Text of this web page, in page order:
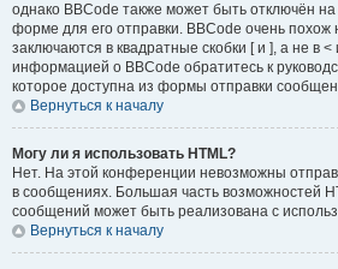
однако BBCode также может быть отключён
форме для его отправки. BBCode очень похож
заключаются в квадратные скобки [ и ], а не в
информацией о BBCode обратитесь к
которое доступна из формы отправки
Вернуться к началу
Могу ли я использовать HTML?
Нет. На этой конференции невозможны
в сообщениях. Большая часть возможностей
сообщений может быть реализована с
Вернуться к началу